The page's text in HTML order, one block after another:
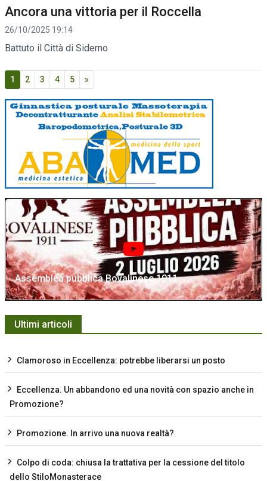
Ancora una vittoria per il Roccella
26/10/2025 19:14
Battuto il Città di Siderno
1 2 3 4 5 »
Assemblea pubblica Bovalinese 1911
Ultimi articoli
Clamoroso in Eccellenza: potrebbe liberarsi un posto
Eccellenza. Un abbandono ed una novità con spazio anche in
Promozione?
Promozione. In arrivo una nuova realtà?
Colpo di coda: chiusa la trattativa per la cessione del titolo
dello StiloMonasterace